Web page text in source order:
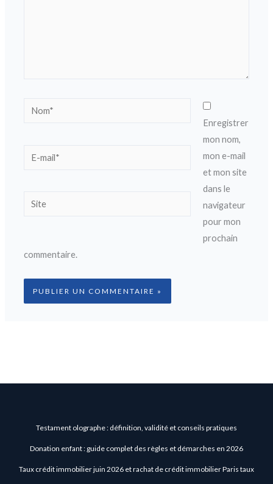
Nom*
E-
Site
Enregistrer
mon nom,
mon e-mail
et mon site
dans le
navigateur
pour mon
prochain
commentaire.
Testament olographe : définition, validité et conseils pratiques
Donation enfant : guide complet des règles et démarches en 2026
Taux crédit immobilier juin 2026 et rachat de crédit immobilier Paris taux